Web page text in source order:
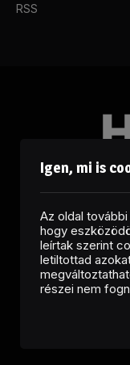
RSS
Copyright ©
Igen, mi is
Az oldal további
hogy
leírtak szerint
letiltottad
részei nem